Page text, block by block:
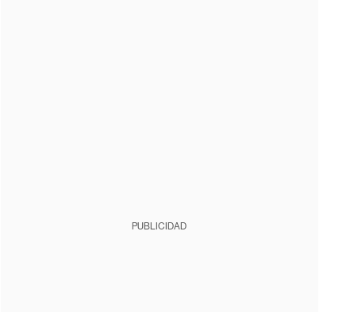
PUBLICIDAD